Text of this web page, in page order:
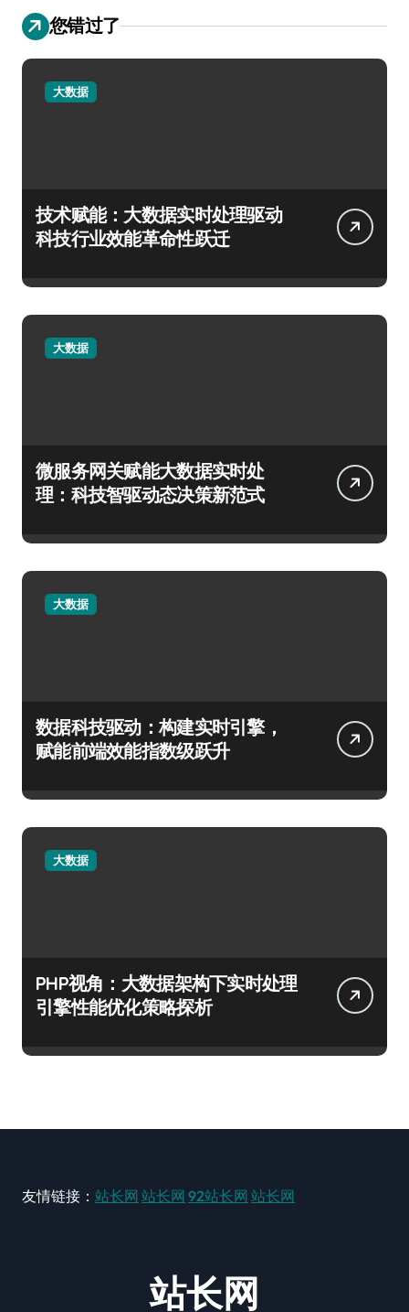
您错过了
大数据
技术赋能：大数据实时处理驱动
科技行业效能革命性跃迁
大数据
微服务网关赋能大数据实时处
理：科技智驱动态决策新范式
大数据
数据科技驱动：构建实时引擎，
赋能前端效能指数级跃升
大数据
PHP视角：大数据架构下实时处理
引擎性能优化策略探析
友情链接： 站长网 站长网 92站长网 站长网
站长网